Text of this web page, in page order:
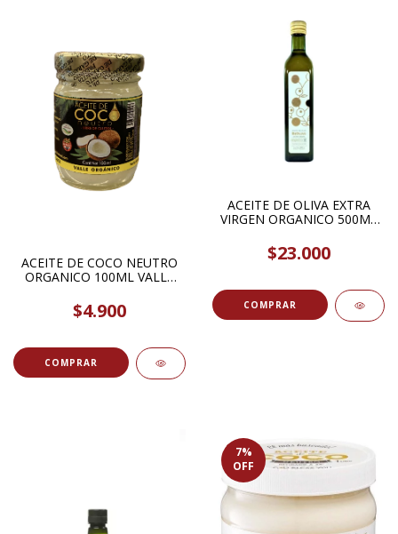
ACEITE DE COCO NEUTRO
ORGANICO 100ML VALLE
$4.900
ACEITE DE OLIVA EXTRA
VIRGEN ORGANICO 500ML
$23.000
7%
OFF